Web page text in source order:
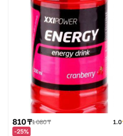
810 ₸1 080 ₸ 1.0
-25%